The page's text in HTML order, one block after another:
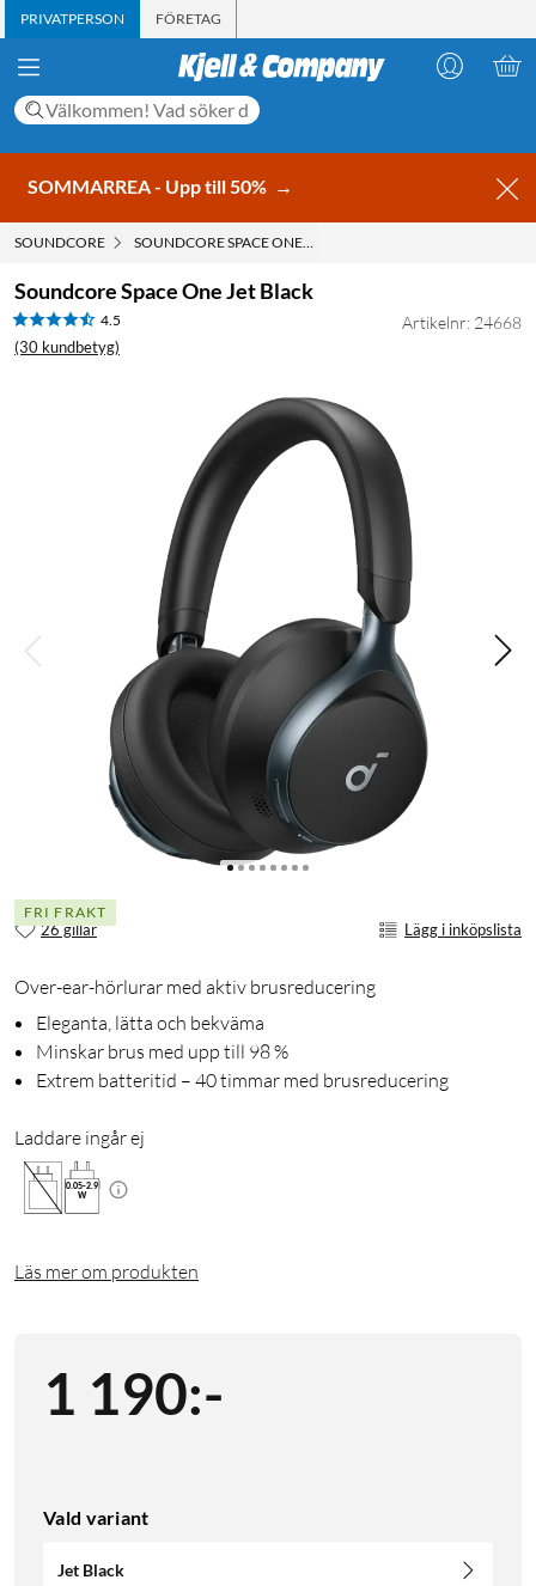
PRIVATPERSON FÖRETAG
SOMMARREA - Upp till 50% →
SOUNDCORE SOUNDCORE SPACE ONE JET BLACK
Soundcore Space One Jet Black
4.5
(30 kundbetyg)
Artikelnr: 24668
FRI FRAKT
26 gillar Lägg i inköpslista
Over-ear-hörlurar med aktiv brusreducering
Eleganta, lätta och bekväma
Minskar brus med upp till 98 %
Extrem batteritid – 40 timmar med brusreducering
Laddare ingår ej
0.05-2.9
W
Läs mer om produkten
1 190:-
Vald variant
Jet Black